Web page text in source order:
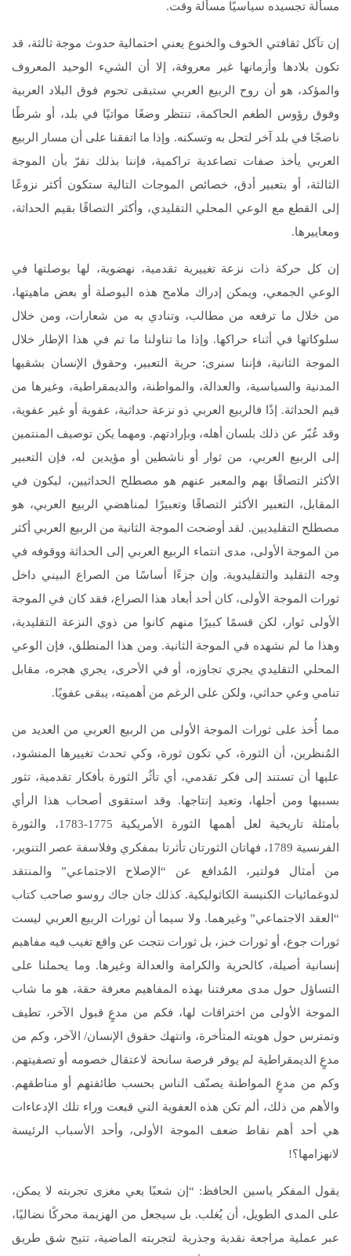
مسألة تجسيده سياسيًا مسألة وقت.
إن تآكل ثقافتي الخوف والخنوع يعني احتمالية حدوث موجة ثالثة، قد
تكون بلادها وأزمانها غير معروفة، إلا أن الشيء الوحيد المعروف
والمؤكد، هو أن روح الربيع العربي ستبقى تحوم فوق البلاد العربية
وفوق رؤوس الطغم الحاكمة، تنتظر وضعًا مواتيًا في بلد، أو شرطًا
ناضجًا في بلد آخر لتحل به وتسكنه. وإذا ما اتفقنا على أن مسار الربيع
العربي يأخذ صفات تصاعدية تراكمية، فإننا بذلك نقرّ بأن الموجة
الثالثة، أو بتعبير أدق، خصائص الموجات التالية ستكون أكثر نزوعًا
إلى القطع مع الوعي المحلي التقليدي، وأكثر التصاقًا بقيم الحداثة،
ومعاييرها.
إن كل حركة ذات نزعة تغييرية تقدمية، نهضوية، لها بوصلتها في
الوعي الجمعي، ويمكن إدراك ملامح هذه البوصلة أو بعض ماهيتها،
من خلال ما ترفعه من مطالب، وتنادي به من شعارات، ومن خلال
سلوكاتها في أثناء حراكها. وإذا ما تناولنا ما تم في هذا الإطار خلال
الموجة الثانية، فإننا سنرى: حرية التعبير، وحقوق الإنسان بشقيها
المدنية والسياسية، والعدالة، والمواطنة، والديمقراطية، وغيرها من
قيم الحداثة. إذًا فالربيع العربي ذو نزعة حداثية، عفوية أو غير عفوية،
وقد عُبّر عن ذلك بلسان أهله، وبإرادتهم. ومهما يكن توصيف المنتمين
إلى الربيع العربي، من ثوار أو ناشطين أو مؤيدين له، فإن التعبير
الأكثر التصاقًا بهم والمعبر عنهم هو مصطلح الحداثيين، ليكون في
المقابل، التعبير الأكثر التصاقًا وتعبيرًا لمناهضي الربيع العربي، هو
مصطلح التقليديين. لقد أوضحت الموجة الثانية من الربيع العربي أكثر
من الموجة الأولى، مدى انتماء الربيع العربي إلى الحداثة ووقوفه في
وجه التقليد والتقليدوية. وإن جزءًا أساسًا من الصراع البيني داخل
ثورات الموجة الأولى، كان أحد أبعاد هذا الصراع، فقد كان في الموجة
الأولى ثوار، لكن قسمًا كبيرًا منهم كانوا من ذوي النزعة التقليدية،
وهذا ما لم نشهده في الموجة الثانية. ومن هذا المنطلق، فإن الوعي
المحلي التقليدي يجري تجاوزه، أو في الأحرى، يجري هجره، مقابل
تنامي وعي حداثي، ولكن على الرغم من أهميته، يبقى عفويًا.
مما أُخذ على ثورات الموجة الأولى من الربيع العربي من العديد من
المُنظرين، أن الثورة، كي تكون ثورة، وكي تحدث تغييرها المنشود،
عليها أن تستند إلى فكر تقدمي، أي تأثُر الثورة بأفكار تقدمية، تثور
بسببها ومن أجلها، وتعيد إنتاجها. وقد استقوى أصحاب هذا الرأي
بأمثلة تاريخية لعل أهمها الثورة الأمريكية 1775-1783، والثورة
الفرنسية 1789، فهاتان الثورتان تأثرتا بمفكري وفلاسفة عصر التنوير،
من أمثال فولتير، المُدافع عن “الإصلاح الاجتماعي” والمنتقد
لدوغمائيات الكنيسة الكاثوليكية. كذلك جان جاك روسو صاحب كتاب
“العقد الاجتماعي” وغيرهما. ولا سيما أن ثورات الربيع العربي ليست
ثورات جوع، أو ثورات خبز، بل ثورات نتجت عن واقع تغيب فيه مفاهيم
إنسانية أصيلة، كالحرية والكرامة والعدالة وغيرها. وما يحملنا على
التساؤل حول مدى معرفتنا بهذه المفاهيم معرفة حقة، هو ما شاب
الموجة الأولى من اختراقات لها، فكم من مدعٍ قبول الآخر، تطيف
وتمترس حول هويته المتأخرة، وانتهك حقوق الإنسان/ الآخر، وكم من
مدعٍ الديمقراطية لم يوفر فرصة سانحة لاعتقال خصومه أو تصفيتهم.
وكم من مدعٍ المواطنة يصنّف الناس بحسب طائفتهم أو مناطقهم.
والأهم من ذلك، ألم تكن هذه العفوية التي قبعت وراء تلك الإدعاءات
هي أحد أهم نقاط ضعف الموجة الأولى، وأحد الأسباب الرئيسة
لانهزامها؟!
يقول المفكر ياسين الحافظ: “إن شعبًا يعي مغزى تجربته لا يمكن،
على المدى الطويل، أن يُغلب. بل سيجعل من الهزيمة محركًا نضاليًا،
عبر عملية مراجعة نقدية وجذرية لتجربته الماضية، تتيح شق طريق